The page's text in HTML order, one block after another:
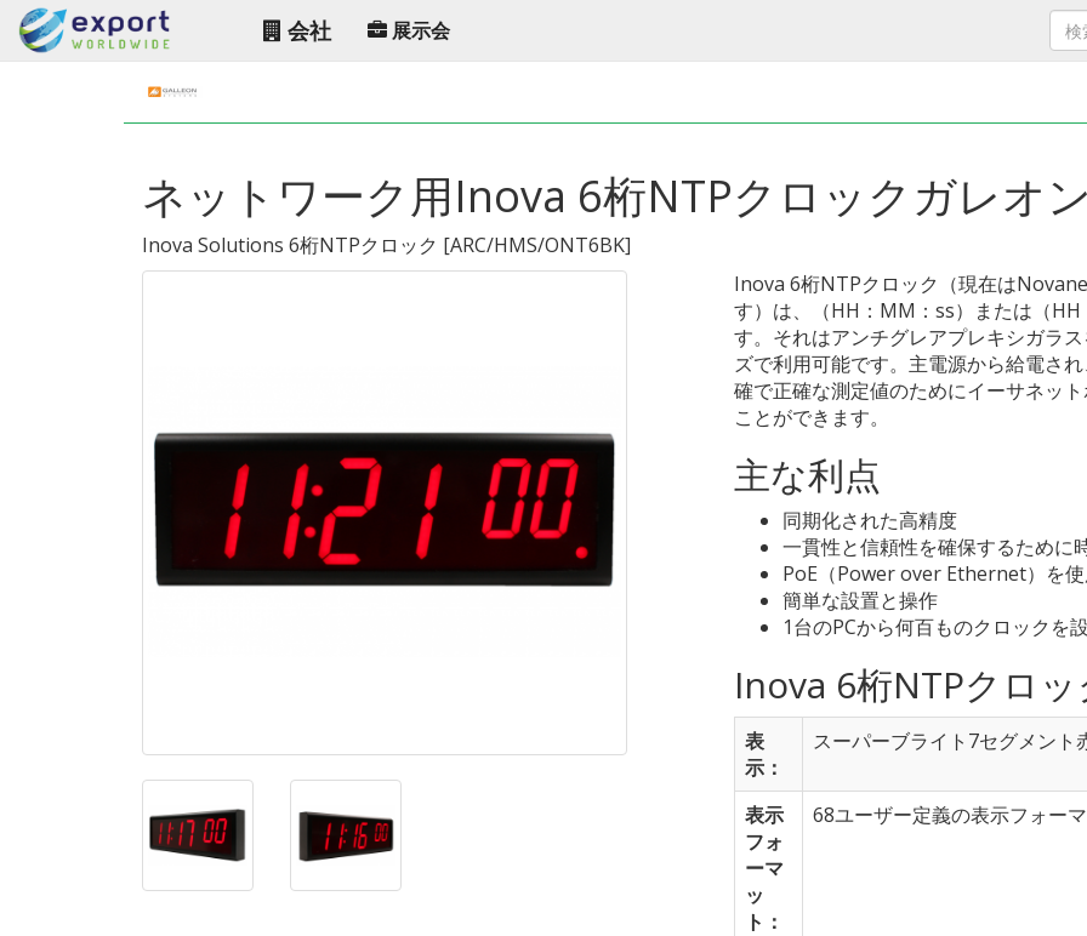
会社 展示会
ネットワーク用Inova 6桁NTPクロックガレオ
Inova Solutions 6桁NTPクロック [ARC/HMS/ONT6BK]
Inova 6桁NTPクロック（現在は
す）は、（HH：MM：ss）または（
す。それはアンチグレアプレキシガラ
ズで利用可能です。主電源から給電さ
確で正確な測定値のためにイーサネッ
ことができます。
主な利点
同期化された高精度
一貫性と信頼性を確保するために
PoE（Power over Ethernet）を
簡単な設置と操作
1台のPCから何百ものクロックを
Inova 6桁NTPクロ
表
示：
スーパーブライト7セグメント
表示
フォ
ーマ
ッ
ト：
68ユーザー定義の表示フォー